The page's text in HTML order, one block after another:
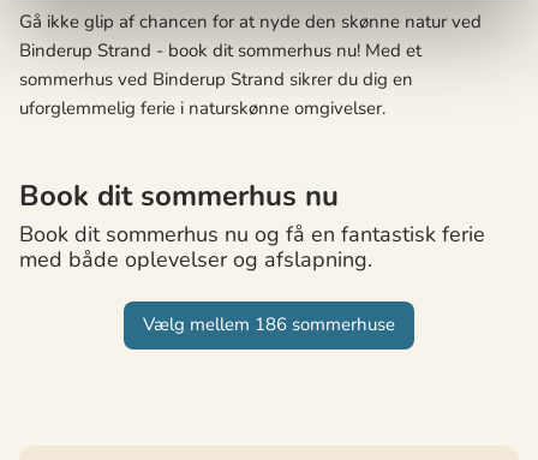
Gå ikke glip af chancen for at nyde den skønne natur ved
Binderup Strand - book dit sommerhus nu! Med et
sommerhus ved Binderup Strand sikrer du dig en
uforglemmelig ferie i naturskønne omgivelser.
Book dit sommerhus nu
Book dit sommerhus nu og få en fantastisk ferie
med både oplevelser og afslapning.
Vælg mellem 186 sommerhuse